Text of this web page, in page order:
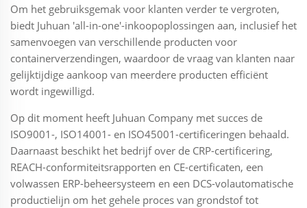
Om het gebruiksgemak voor klanten verder te vergroten,
biedt Juhuan 'all-in-one'-inkoopoplossingen aan, inclusief het
samenvoegen van verschillende producten voor
containerverzendingen, waardoor de vraag van klanten naar
gelijktijdige aankoop van meerdere producten efficiënt
wordt ingewilligd.
Op dit moment heeft Juhuan Company met succes de
ISO9001-, ISO14001- en ISO45001-certificeringen behaald.
Daarnaast beschikt het bedrijf over de CRP-certificering,
REACH-conformiteitsrapporten en CE-certificaten, een
volwassen ERP-beheersysteem en een DCS-volautomatische
productielijn om het gehele proces van grondstof tot